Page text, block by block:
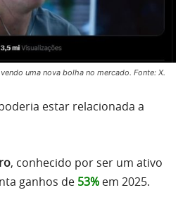
uma nova bolha no mercado. Fonte: X.
estar relacionada a
, conhecido por ser um ativo
ganhos de 53% em 2025.